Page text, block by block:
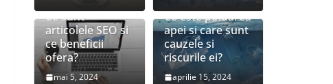
Ce sunt
articolele SEO si
ce beneficii
ofera?
mai 5, 2024
Ce este poluarea
apei si care sunt
cauzele si
riscurile ei?
aprilie 15, 2024